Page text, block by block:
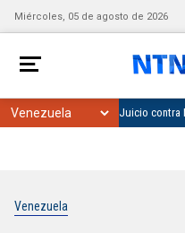
Miércoles, 05 de agosto de 2026
Juicio contra
Venezuela